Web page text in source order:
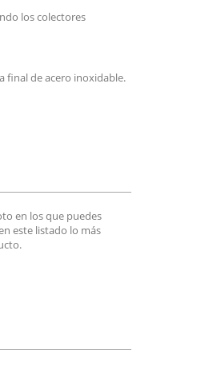
los colectores
final de acero inoxidable.
en los que puedes
este listado lo más